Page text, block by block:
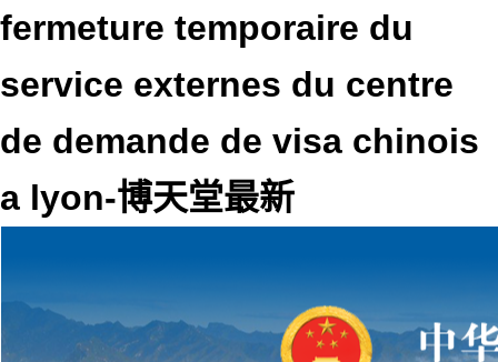
fermeture temporaire du
service externes du centre
de demande de visa chinois
a lyon-博天堂最新